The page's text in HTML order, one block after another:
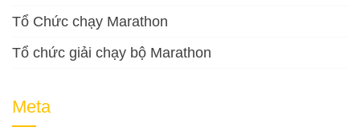
Tổ Chức chạy Marathon
Tổ chức giải chạy bộ Marathon
Meta